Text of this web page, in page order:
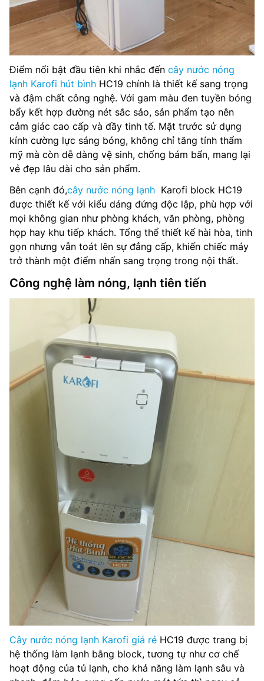
Điểm nổi bật đầu tiên khi nhắc đến cây nước nóng
lạnh Karofi hút bình HC19 chính là thiết kế sang trọng
và đậm chất công nghệ. Với gam màu đen tuyền bóng
bẩy kết hợp đường nét sắc sảo, sản phẩm tạo nên
cảm giác cao cấp và đầy tinh tế. Mặt trước sử dụng
kính cường lực sáng bóng, không chỉ tăng tính thẩm
mỹ mà còn dễ dàng vệ sinh, chống bám bẩn, mang lại
vẻ đẹp lâu dài cho sản phẩm.
Bên cạnh đó,cây nước nóng lạnh Karofi block HC19
được thiết kế với kiểu dáng đứng độc lập, phù hợp với
mọi không gian như phòng khách, văn phòng, phòng
họp hay khu tiếp khách. Tổng thể thiết kế hài hòa, tinh
gọn nhưng vẫn toát lên sự đẳng cấp, khiến chiếc máy
trở thành một điểm nhấn sang trọng trong nội thất.
Công nghệ làm nóng, lạnh tiên tiến
Cây nước nóng lạnh Karofi giá rẻ HC19 được trang bị
hệ thống làm lạnh bằng block, tương tự như cơ chế
hoạt động của tủ lạnh, cho khả năng làm lạnh sâu và